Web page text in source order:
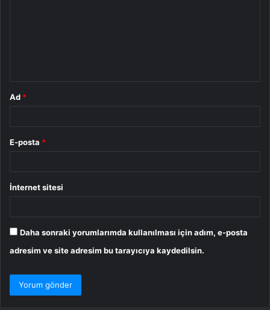
Ad *
E-posta *
İnternet sitesi
Daha sonraki yorumlarımda kullanılması için adım, e-posta
adresim ve site adresim bu tarayıcıya kaydedilsin.